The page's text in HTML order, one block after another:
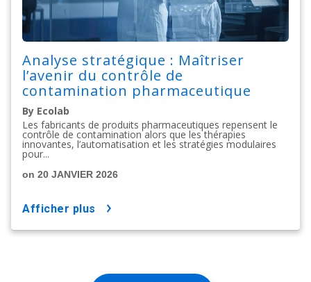
Analyse stratégique : Maîtriser
l’avenir du contrôle de
contamination pharmaceutique
By Ecolab
Les fabricants de produits pharmaceutiques repensent le
contrôle de contamination alors que les thérapies
innovantes, l’automatisation et les stratégies modulaires
pour...
on 20 JANVIER 2026
afficher plus